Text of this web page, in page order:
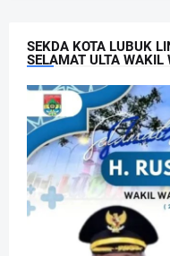
SEKDA KOTA LUBUK
SELAMAT ULTA